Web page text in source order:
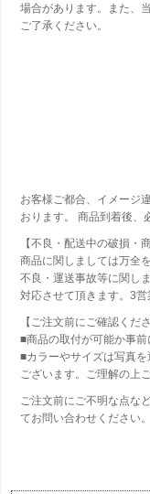
場合があります。また、
ご了承ください。
お客様ご都合、イメージ
おります。 商品到着後、
【不良・配送中の破損・
商品に関しましては万全
不良・運送事故等に関し
対応させて頂きます。3営
【ご注文前にご確認くださ
■商品の取付が可能か事前
■カラーやサイズは写真
ございます。ご理解の上
ご注文前にご不明な点な
てお問い合わせください。